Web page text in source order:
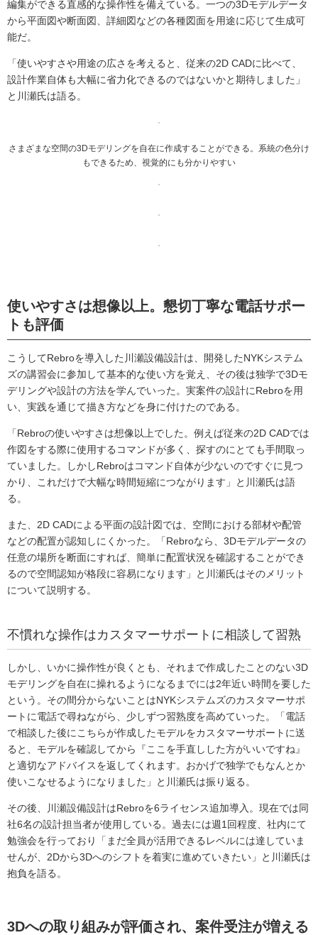
編集ができる直感的な操作性を備えている。一つの3Dモデルデータ
から平面図や断面図、詳細図などの各種図面を用途に応じて生成可
能だ。
「使いやすさや用途の広さを考えると、従来の2D CADに比べて、
設計作業自体も大幅に省力化できるのではないかと期待しました」
と川瀬氏は語る。
さまざまな空間の3Dモデリングを自在に作成することができる。系統の色分け
もできるため、視覚的にも分かりやすい
使いやすさは想像以上。懇切丁寧な電話サポー
トも評価
こうしてRebroを導入した川瀬設備設計は、開発したNYKシステム
ズの講習会に参加して基本的な使い方を覚え、その後は独学で3Dモ
デリングや設計の方法を学んでいった。実案件の設計にRebroを用
い、実践を通じて描き方などを身に付けたのである。
「Rebroの使いやすさは想像以上でした。例えば従来の2D CADでは
作図をする際に使用するコマンドが多く、探すのにとても手間取っ
ていました。しかしRebroはコマンド自体が少ないのですぐに見つ
かり、これだけで大幅な時間短縮につながります」と川瀬氏は語
る。
また、2D CADによる平面の設計図では、空間における部材や配管
などの配置が認知しにくかった。「Rebroなら、3Dモデルデータの
任意の場所を断面にすれば、簡単に配置状況を確認することができ
るので空間認知が格段に容易になります」と川瀬氏はそのメリット
について説明する。
不慣れな操作はカスタマーサポートに相談して習熟
しかし、いかに操作性が良くとも、それまで作成したことのない3D
モデリングを自在に操れるようになるまでには2年近い時間を要した
という。その間分からないことはNYKシステムズのカスタマーサポ
ートに電話で尋ねながら、少しずつ習熟度を高めていった。「電話
で相談した後にこちらが作成したモデルをカスタマーサポートに送
ると、モデルを確認してから『ここを手直しした方がいいですね』
と適切なアドバイスを返してくれます。おかげで独学でもなんとか
使いこなせるようになりました」と川瀬氏は振り返る。
その後、川瀬設備設計はRebroを6ライセンス追加導入。現在では同
社6名の設計担当者が使用している。過去には週1回程度、社内にて
勉強会を行っており「まだ全員が活用できるレベルには達していま
せんが、2Dから3Dへのシフトを着実に進めていきたい」と川瀬氏は
抱負を語る。
3Dへの取り組みが評価され、案件受注が増える